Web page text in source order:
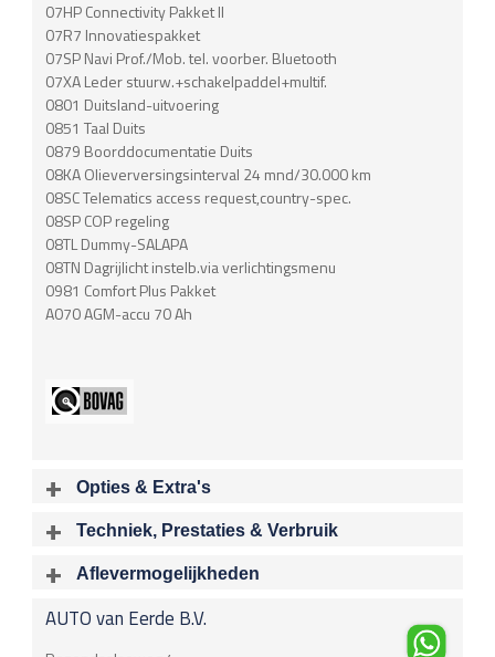
07HP Connectivity Pakket II
07R7 Innovatiespakket
07SP Navi Prof./Mob. tel. voorber. Bluetooth
07XA Leder stuurw.+schakelpaddel+multif.
0801 Duitsland-uitvoering
0851 Taal Duits
0879 Boorddocumentatie Duits
08KA Olieverversingsinterval 24 mnd/30.000 km
08SC Telematics access request,country-spec.
08SP COP regeling
08TL Dummy-SALAPA
08TN Dagrijlicht instelb.via verlichtingsmenu
0981 Comfort Plus Pakket
A070 AGM-accu 70 Ah
Opties & Extra's
Alarm klasse 3
Multimedia-voorbereiding
Techniek, Prestaties & Verbruik
6 2979 cc
Vermogen
Aflevermogelijkheden
onderstaande
AUTO van Eerde B.V.